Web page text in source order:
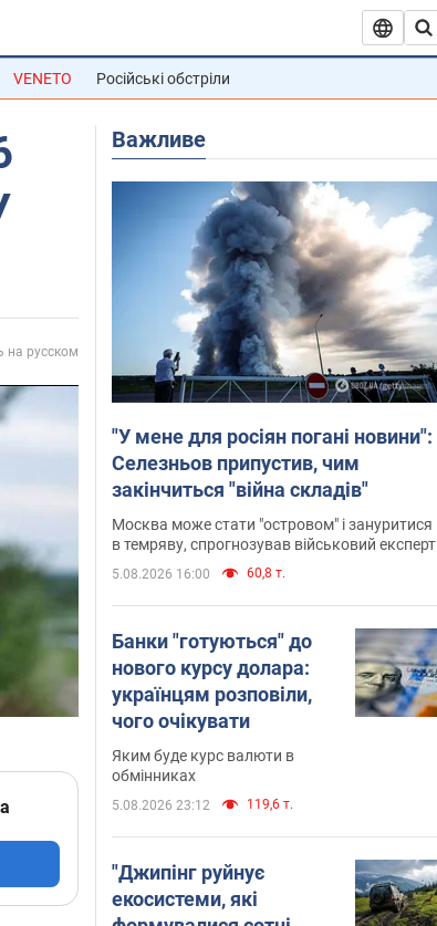
VENETO Російські обстріли
на русском
Важливе
"У мене для росіян погані новини":
Селезньов припустив, чим
закінчиться "війна складів"
Москва може стати "островом" і зануритися
в темряву, спрогнозував військовий експерт
5.08.2026 16:00 60,8 т.
Банки "готуються" до
нового курсу долара:
українцям розповіли,
чого очікувати
Яким буде курс валюти в
обмінниках
5.08.2026 23:12 119,6 т.
"Джипінг руйнує
екосистеми, які